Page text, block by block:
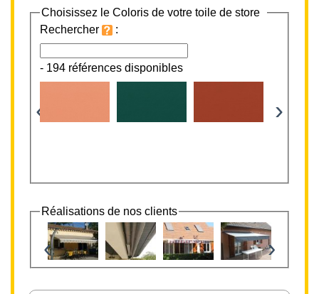
Choisissez le Coloris de votre toile de store
Rechercher
:
- 194 références disponibles
‹ ›
Réalisations de nos clients
‹ ›